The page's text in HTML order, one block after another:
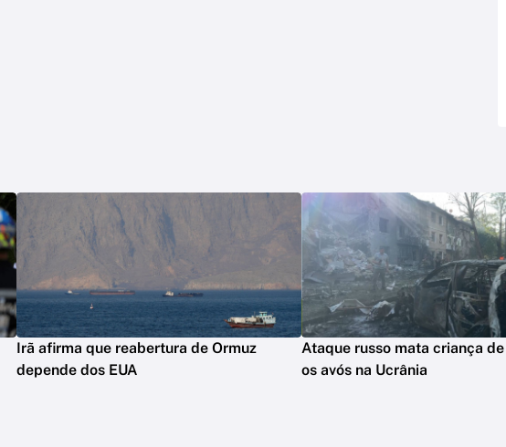
Irã afirma que reabertura de Ormuz
depende dos EUA
Ataque russo mata criança
os avós na Ucrânia